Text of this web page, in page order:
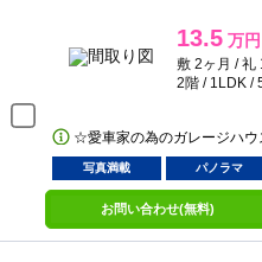
13.5 万円
敷 2ヶ月 / 礼
2階 / 1LDK /
☆愛車家の為のガレージハ
写真満載 パノラマ
お問い合わせ(無料)